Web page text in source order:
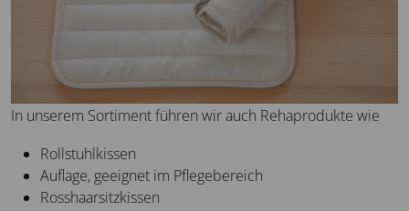
In unserem Sortiment führen wir auch Rehaprodukte wie
Rollstuhlkissen
Auflage, geeignet im Pflegebereich
Rosshaarsitzkissen